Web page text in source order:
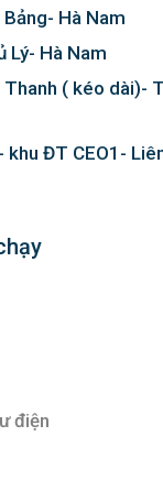
Hà Nam
Lý- Hà Nam
( kéo dài)-
ĐT CEO1-
điện